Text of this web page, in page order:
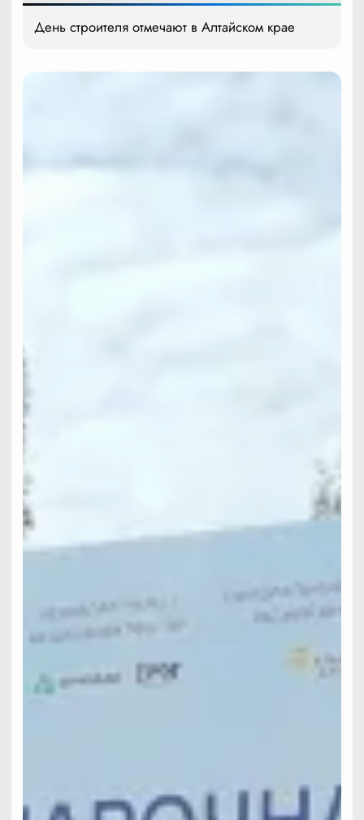
День строителя отмечают в Алтайском крае